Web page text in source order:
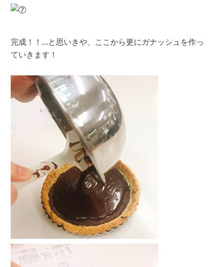
完成！！…と思いきや、ここから更にガナッシュを作っ
ていきます！